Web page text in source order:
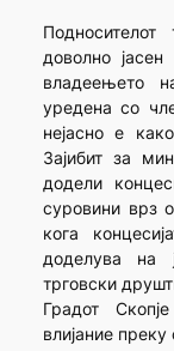
доволно
владеењето
уредена со
нејасно е
Зајибит за
додели
суровини врз
кога
доделува на
трговски
Градот
влијание